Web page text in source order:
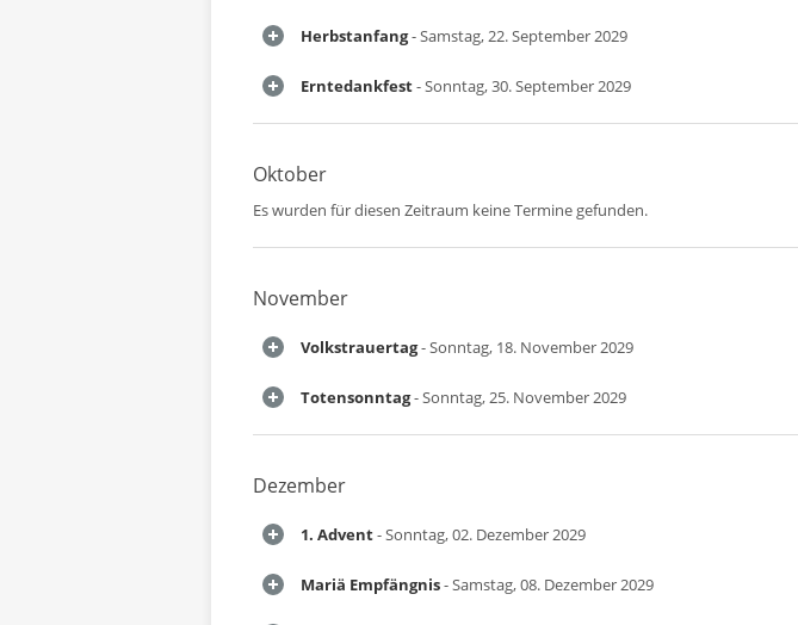
Herbstanfang- Samstag, 22. September 2029
Erntedankfest- Sonntag, 30. September 2029
Oktober
Es wurden für diesen Zeitraum keine Termine gefunden.
November
Volkstrauertag- Sonntag, 18. November 2029
Totensonntag- Sonntag, 25. November 2029
Dezember
1. Advent- Sonntag, 02. Dezember 2029
Mariä Empfängnis- Samstag, 08. Dezember 2029